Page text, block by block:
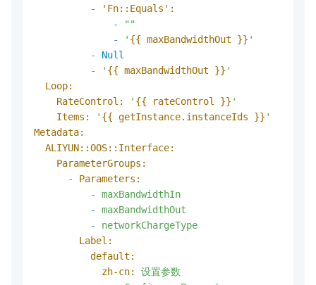
-
'Fn::Equals':
-
""
-
' {{ maxBandwidthOut }} '
-
Null
-
' {{ maxBandwidthOut }} '
Loop:
RateControl:
' {{ rateControl }} '
Items:
' {{ getInstance.instanceIds }} '
Metadata:
ALIYUN::OOS::Interface:
ParameterGroups:
-
Parameters:
-
maxBandwidthIn
-
maxBandwidthOut
-
networkChargeType
Label:
default:
zh-cn:
设置参数